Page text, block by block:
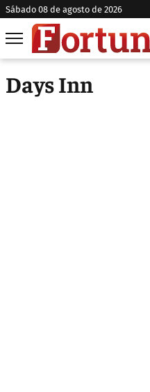
sábado 08 de agosto de 2026
Days Inn